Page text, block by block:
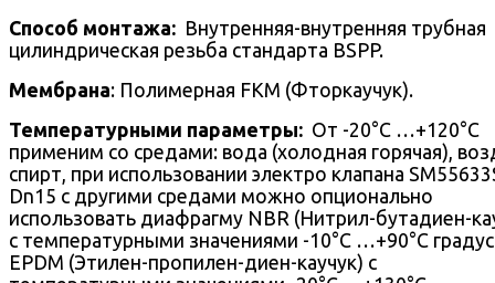
Способ монтажа: Внутренняя-внутренняя трубная
цилиндрическая резьба стандарта BSPP.
Мембрана: Полимерная FKM (Фторкаучук).
Температурными параметры: От -20°С …+120°С
применим со средами: вода (холодная горячая),
спирт, при использовании электро клапана
Dn15 с другими средами можно опционально
использовать диафрагму NBR (Нитрил-бутадиен-
с температурными значениями -10°С …+90°С
EPDM (Этилен-пропилен-диен-каучук) c